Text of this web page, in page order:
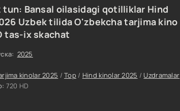
tun: Bansal oilasidagi qotilliklar Hind
Uzbek tilida O'zbekcha tarjima kino
tas-ix skachat
2025
kinolar 2025 /Top/ Hind kinolar 2025 / Uzdramalar
720 HD